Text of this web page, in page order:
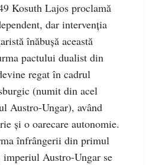
Kosuth Lajos proclamă
dar intervenţia
înăbuşă această
pactului dualist din
regat în cadrul
(numit din acel
Austro-Ungar), având
şi o oarecare autonomie.
înfrângerii din primul
Austro-Ungar se